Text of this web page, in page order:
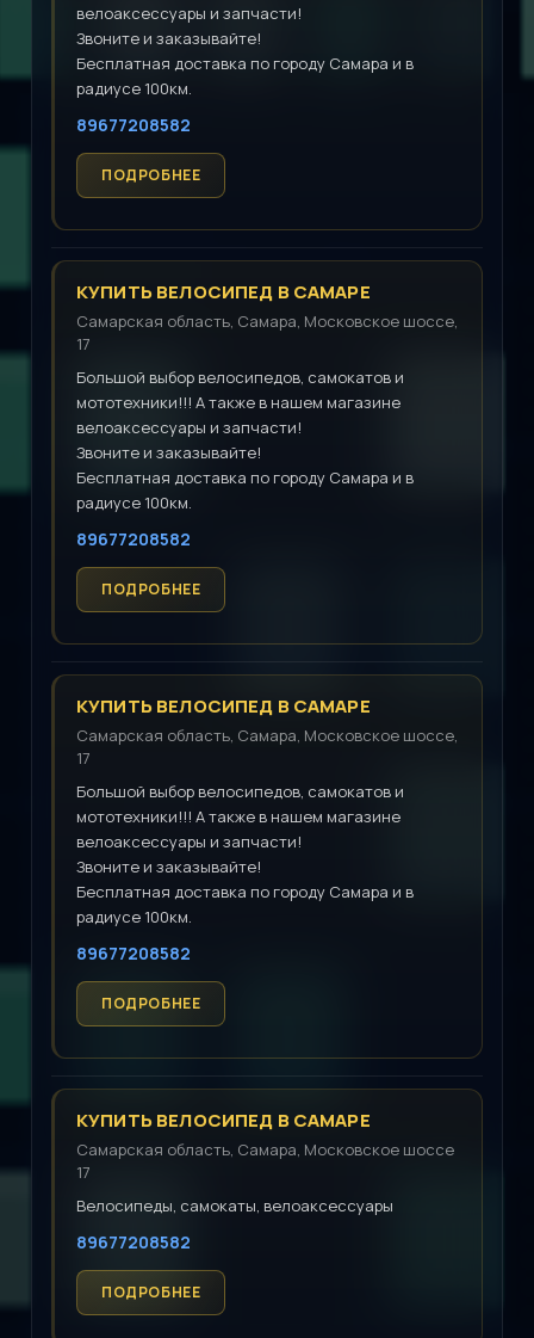
велоаксессуары и запчасти!
Звоните и заказывайте!
Бесплатная доставка по городу Самара и в
радиусе 100км.
89677208582
КУПИТЬ ВЕЛОСИПЕД В САМАРЕ
Самарская область, Самара, Московское шоссе,
17
Большой выбор велосипедов, самокатов и
мототехники!!! А также в нашем магазине
велоаксессуары и запчасти!
Звоните и заказывайте!
Бесплатная доставка по городу Самара и в
радиусе 100км.
89677208582
КУПИТЬ ВЕЛОСИПЕД В САМАРЕ
Самарская область, Самара, Московское шоссе,
17
Большой выбор велосипедов, самокатов и
мототехники!!! А также в нашем магазине
велоаксессуары и запчасти!
Звоните и заказывайте!
Бесплатная доставка по городу Самара и в
радиусе 100км.
89677208582
КУПИТЬ ВЕЛОСИПЕД В САМАРЕ
Самарская область, Самара, Московское шоссе
17
Велосипеды, самокаты, велоаксессуары
89677208582